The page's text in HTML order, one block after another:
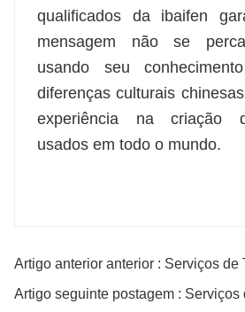
qualificados da ibaifen
mensagem não se
usando seu
diferenças culturais
experiência na criação
usados ​​em todo o mundo.